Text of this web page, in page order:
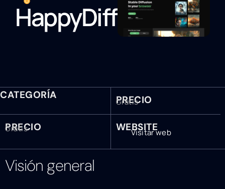
HappyDiffusion
CATEGORÍA PRECIO
Gratis
PRECIO
Gratis WEBSITE
Visitar web
Visión general